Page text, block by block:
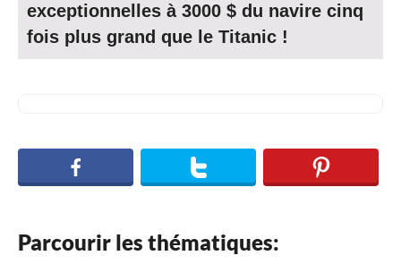
exceptionnelles à 3000 $ du navire cinq
fois plus grand que le Titanic !
Parcourir les thématiques: